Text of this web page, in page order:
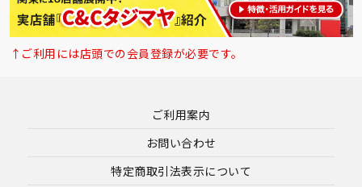
↑ご利用には店頭での会員登録が必要です。
ご利用案内
お問い合わせ
特定商取引法表示について